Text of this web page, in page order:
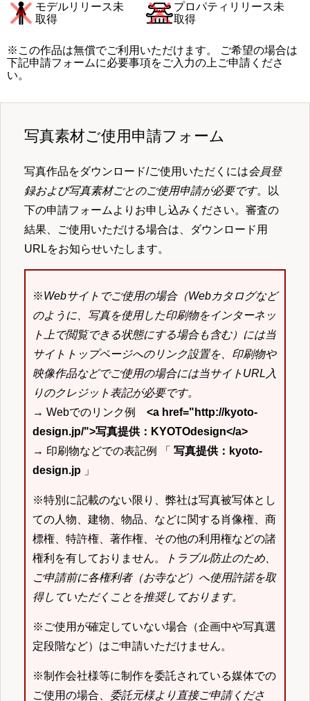
モデルリリース未
取得
プロパティリリース未
取得
※この作品は無償でご利用いただけます。 ご希望の場合は
下記申請フォームに必要事項をご入力の上ご申請くださ
い。
写真素材ご使用申請フォーム
写真作品をダウンロード/ご使用いただくには会員登
録および写真素材ごとのご使用申請が必要です。以
下の申請フォームよりお申し込みください。審査の
結果、ご使用いただける場合は、ダウンロード用
URLをお知らせいたします。
※Webサイトでご使用の場合（Webカタログなど
のように、写真を使用した印刷物をインターネッ
ト上で閲覧できる状態にする場合も含む）には当
サイトトップページへのリンク設置を、印刷物や
映像作品などでご使用の場合には当サイトURL入
りのクレジット表記が必要です。
→ Webでのリンク例 <a href="http://kyoto-
design.jp/">写真提供：KYOTOdesign</a>
→ 印刷物などでの表記例 「 写真提供：kyoto-
design.jp 」
※特別に記載のない限り、弊社は写真被写体とし
ての人物、建物、物品、などに関する肖像権、商
標権、特許権、著作権、その他の利用権などの諸
権利を有しておりません。
トラブル防止のため、
ご申請前に各権利者（お寺など）へ使用許諾を取
得していただくことを推奨しております。
※ご使用が確定していない場合（企画中や写真選
定段階など）はご申請いただけません。
※制作会社様等に制作を委託されている媒体での
ご使用の場合、 委託元様より直接ご申請くださ